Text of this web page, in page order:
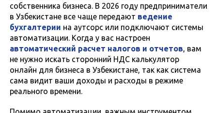
собственника бизнеса. В 2026 году предприниматели
в Узбекистане все чаще передают ведение
бухгалтерии на аутсорс или подключают системы
автоматизации. Когда у вас настроен
автоматический расчет налогов и отчетов, вам
не нужно искать сторонний НДС калькулятор
онлайн для бизнеса в Узбекистане, так как система
сама видит ваши доходы и расходы в режиме
реального времени.